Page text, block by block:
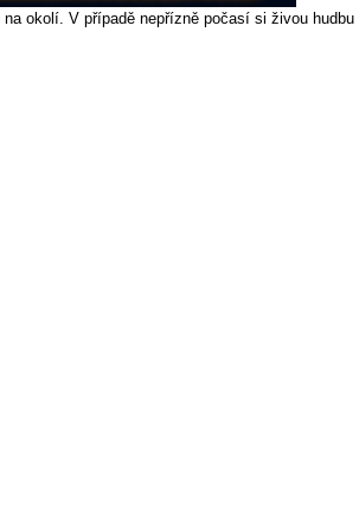
okolí. V případě nepřízně počasí si živou hudbu